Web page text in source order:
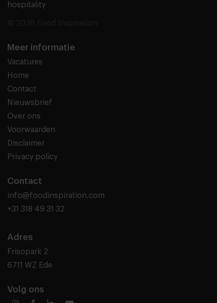
hospitality
Meer informatie
Vacatures
Home
Contact
Nieuwsbrief
Over ons
Voorwaarden
Disclaimer
Privacy policy
Contact
info@foodinspiration.com
+31 318 49 31 32
Adres
Frisopark 2
6711 WZ Ede
Volg ons